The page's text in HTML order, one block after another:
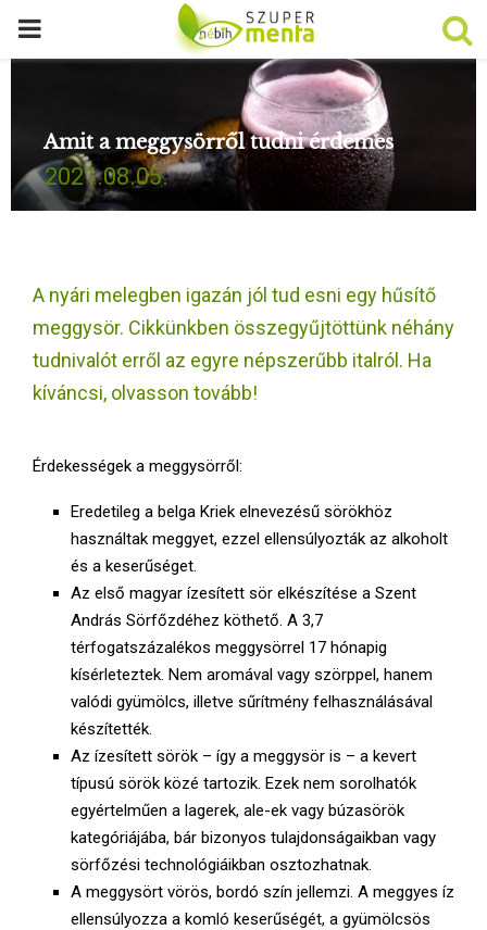
P
M
R
Amit a meggysörről tudni érdemes
2021.08.05.
A nyári melegben igazán jól tud esni egy hűsítő
meggysör. Cikkünkben összegyűjtöttünk néhány
tudnivalót erről az egyre népszerűbb italról. Ha
kíváncsi, olvasson tovább!
Érdekességek a meggysörről:
Eredetileg a belga Kriek elnevezésű sörökhöz
használtak meggyet, ezzel ellensúlyozták az alkoholt
és a keserűséget.
Az első magyar ízesített sör elkészítése a Szent
András Sörfőzdéhez köthető. A 3,7
térfogatszázalékos meggysörrel 17 hónapig
kísérleteztek. Nem aromával vagy szörppel, hanem
valódi gyümölcs, illetve sűrítmény felhasználásával
készítették.
Az ízesített sörök – így a meggysör is – a kevert
típusú sörök közé tartozik. Ezek nem sorolhatók
egyértelműen a lagerek, ale-ek vagy búzasörök
kategóriájába, bár bizonyos tulajdonságaikban vagy
sörfőzési technológiáikban osztozhatnak.
A meggysört vörös, bordó szín jellemzi. A meggyes íz
ellensúlyozza a komló keserűségét, a gyümölcsös